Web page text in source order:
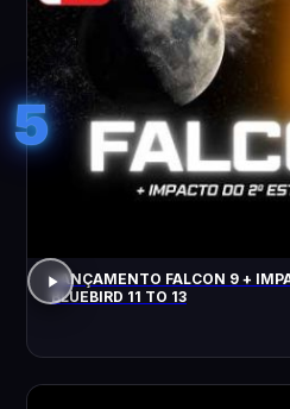
5
LANÇAMENTO FALCON 9 + IMPACTO NA LUA!!!! | MISSÃO
BLUEBIRD 11 TO 13